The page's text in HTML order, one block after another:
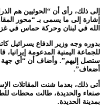
إلى ذلك، رأى أن “الحوثيين هم
إشارة إلى ما يسمى بـ “محور
الله في لبنان وحركة حماس في
بدوره وجه وزير الدفاع يسرائيل
للجماعة اليمنية المدعومة إيرانيا،
ستصل إليهم”. وأضاف أن “أي جهة
أضعاف”.
صنعاء والحديدة، طالت محطات
بمدينة الحديدة.